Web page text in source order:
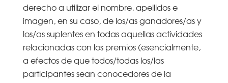
derecho a utilizar el nombre, apellidos e
imagen, en su caso, de los/as ganadores/as y
los/as suplentes en todas aquellas actividades
relacionadas con los premios (esencialmente,
a efectos de que todos/todas los/las
participantes sean conocedores de la